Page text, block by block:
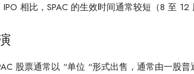
相比，SPAC 的生效时间通常较短（8 至 12
股票通常以 “单位 “形式出售，通常由一股